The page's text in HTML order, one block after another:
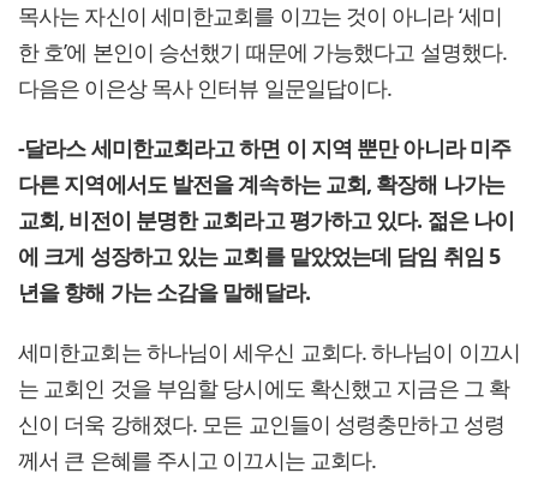
목사는 자신이 세미한교회를 이끄는 것이 아니라 ‘세미
한 호’에 본인이 승선했기 때문에 가능했다고 설명했다.
다음은 이은상 목사 인터뷰 일문일답이다.
-달라스 세미한교회라고 하면 이 지역 뿐만 아니라 미주
다른 지역에서도 발전을 계속하는 교회, 확장해 나가는
교회, 비전이 분명한 교회라고 평가하고 있다. 젊은 나이
에 크게 성장하고 있는 교회를 맡았었는데 담임 취임 5
년을 향해 가는 소감을 말해달라.
세미한교회는 하나님이 세우신 교회다. 하나님이 이끄시
는 교회인 것을 부임할 당시에도 확신했고 지금은 그 확
신이 더욱 강해졌다. 모든 교인들이 성령충만하고 성령
께서 큰 은혜를 주시고 이끄시는 교회다.